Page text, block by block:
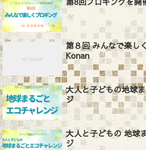
第８回 みんなで楽し
Konan
大人と子どもの地球
ジ
大人と子どもの 地球
ジ